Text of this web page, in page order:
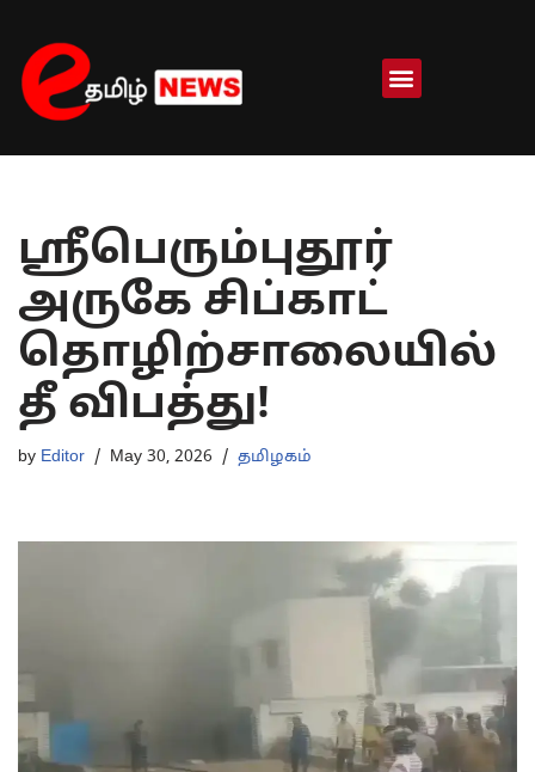
Skip
to
content
ஸ்ரீபெரும்புதூர்
அருகே சிப்காட்
தொழிற்சாலையில்
தீ விபத்து!
by Editor May 30, 2026 தமிழகம்